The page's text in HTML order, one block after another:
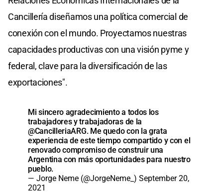
Cancillería diseñamos una política comercial de
conexión con el mundo. Proyectamos nuestras
capacidades productivas con una visión pyme y
federal, clave para la diversificación de las
exportaciones".
Mi sincero agradecimiento a todos los
trabajadores y trabajadoras de la
@CancilleriaARG. Me quedo con la grata
experiencia de este tiempo compartido y con el
renovado compromiso de construir una
Argentina con más oportunidades para nuestro
pueblo.
— Jorge Neme (@JorgeNeme_) September 20,
2021